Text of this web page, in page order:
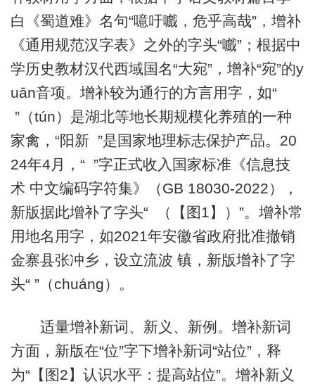
白《蜀道难》名句“噫吁嚱，危乎高哉”，增补
《通用规范汉字表》之外的字头“嚱”；根据中
学历史教材汉代西域国名“大宛”，增补“宛”的y
uān音项。增补较为通行的方言用字，如“
”（tún）是湖北等地长期规模化养殖的一种
家禽，“阳新 ”是国家地理标志保护产品。20
24年4月，“ ”字正式收入国家标准《信息技
术 中文编码字符集》（GB 18030-2022），
新版据此增补了字头“ （【图1】）”。增补常
用地名用字，如2021年安徽省政府批准撤销
金寨县张冲乡，设立流波 镇，新版增补了字
头“ ”（chuáng）。
适量增补新词、新义、新例。增补新词
方面，新版在“位”字下增补新词“站位”，释
为“【图2】认识水平：提高站位”。增补新义